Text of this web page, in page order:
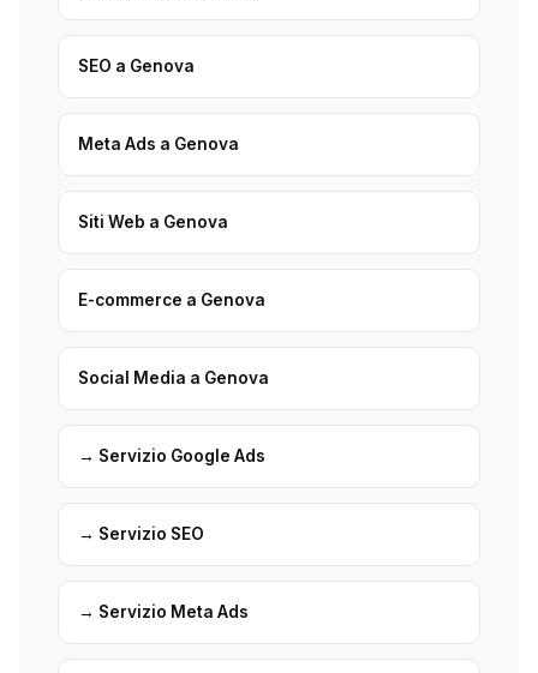
SEO a Genova
Meta Ads a Genova
Siti Web a Genova
E-commerce a Genova
Social Media a Genova
→ Servizio Google Ads
→ Servizio SEO
→ Servizio Meta Ads